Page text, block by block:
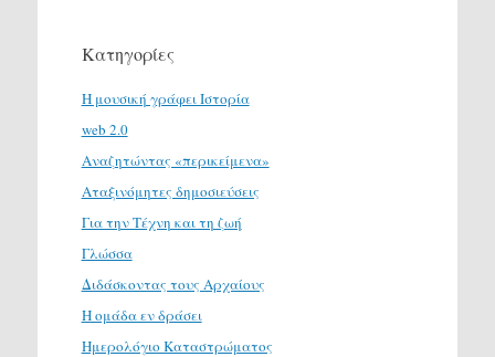
Κατηγορίες
H μουσική γράφει Ιστορία
web 2.0
Αναζητώντας «περικείμενα»
Αταξινόμητες δημοσιεύσεις
Για την Τέχνη και τη ζωή
Γλώσσα
Διδάσκοντας τους Αρχαίους
Η ομάδα εν δράσει
Ημερολόγιο Καταστρώματος